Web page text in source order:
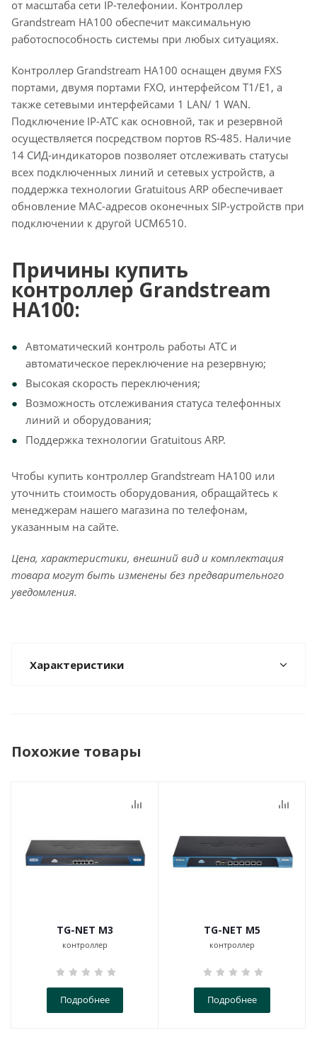
от масштаба сети IP-телефонии. Контроллер
Grandstream HA100 обеспечит максимальную
работоспособность системы при любых ситуациях.
Контроллер Grandstream HA100 оснащен двумя FXS
портами, двумя портами FXO, интерфейсом T1/E1, а
также сетевыми интерфейсами 1 LAN/ 1 WAN.
Подключение IP-АТС как основной, так и резервной
осуществляется посредством портов RS-485. Наличие
14 СИД-индикаторов позволяет отслеживать статусы
всех подключенных линий и сетевых устройств, а
поддержка технологии Gratuitous ARP обеспечивает
обновление MAC-адресов оконечных SIP-устройств при
подключении к другой UCM6510.
Причины купить
контроллер Grandstream
HA100:
Автоматический контроль работы АТС и
автоматическое переключение на резервную;
Высокая скорость переключения;
Возможность отслеживания статуса телефонных
линий и оборудования;
Поддержка технологии Gratuitous ARP.
Чтобы купить контроллер Grandstream HA100 или
уточнить стоимость оборудования, обращайтесь к
менеджерам нашего магазина по телефонам,
указанным на сайте.
Цена, характеристики, внешний вид и комплектация
товара могут быть изменены без предварительного
уведомления.
Характеристики
Похожие товары
TG-NET M3
контроллер
Подробнее
TG-NET M5
контроллер
Подробнее